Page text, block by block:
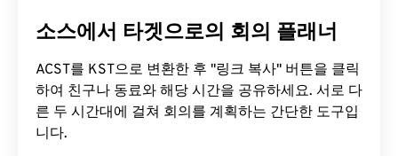
소스에서 타겟으로의 회의 플래너
ACST를 KST으로 변환한 후 "링크 복사" 버튼을 클릭
하여 친구나 동료와 해당 시간을 공유하세요. 서로 다
른 두 시간대에 걸쳐 회의를 계획하는 간단한 도구입
니다.